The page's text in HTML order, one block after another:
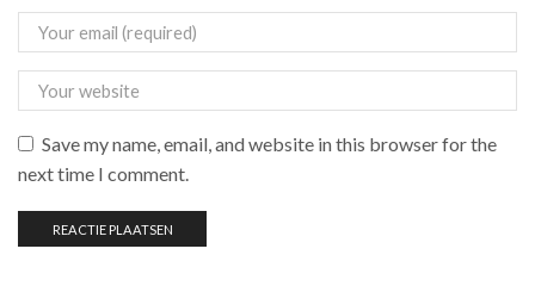
Save my name, email, and website in this browser for the
next time I comment.